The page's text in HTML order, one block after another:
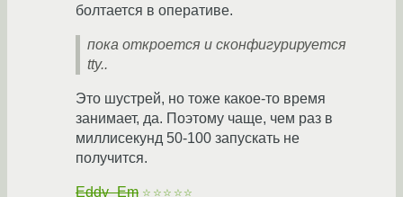
болтается в оперативе.
пока откроется и сконфигурируется
tty..
Это шустрей, но тоже какое-то время
занимает, да. Поэтому чаще, чем раз в
миллисекунд 50-100 запускать не
получится.
Eddy_Em ☆☆☆☆☆